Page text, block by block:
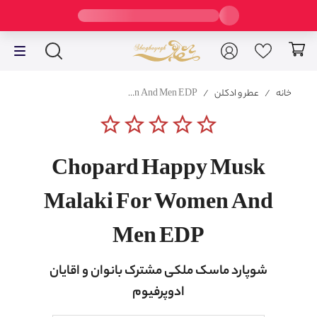
خانه / عطر و ادکلن /
Chopard Happy Musk Malaki For Women And Men EDP
star_borderstar_borderstar_borderstar_borderstar_border
Chopard Happy Musk
Malaki For Women And
Men EDP
شوپارد ماسک ملکی مشترک بانوان و اقایان
ادوپرفیوم